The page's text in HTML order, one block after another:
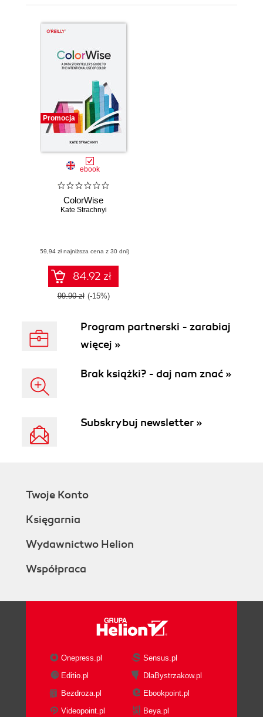
Promocja
ebook
ColorWise
Kate Strachnyi
(59,94 zł najniższa cena z 30 dni)
84.92 zł
99.90 zł (-15%)
Program partnerski - zarabiaj
więcej »
Brak książki? - daj nam znać »
Subskrybuj newsletter »
Twoje Konto
Księgarnia
Wydawnictwo Helion
Współpraca
Onepress.pl
Sensus.pl
Editio.pl
DlaBystrzakow.pl
Bezdroza.pl
Ebookpoint.pl
Videopoint.pl
Beya.pl